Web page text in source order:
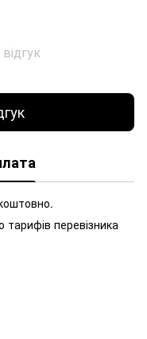
перевізника